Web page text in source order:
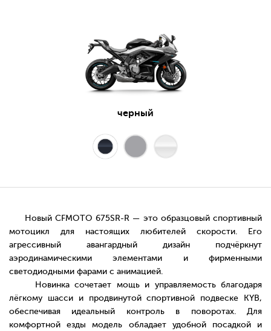
черный
Новый CFMOTO 675SR-R — это образцовый спортивный
мотоцикл для настоящих любителей скорости. Его
агрессивный авангардный дизайн подчёркнут
аэродинамическими элементами и фирменными
светодиодными фарами с анимацией.
Новинка сочетает мощь и управляемость благодаря
лёгкому шасси и продвинутой спортивной подвеске KYB,
обеспечивая идеальный контроль в поворотах. Для
комфортной езды модель обладает удобной посадкой и